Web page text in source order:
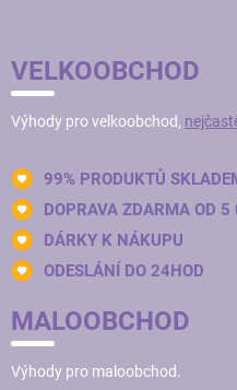
VELKOOBCHOD
Výhody pro velkoobchod,
99% PRODUKTŮ
DOPRAVA ZDARMA OD
DÁRKY K NÁKUPU
ODESLÁNÍ DO 24HOD
MALOOBCHOD
Výhody pro maloobchod.